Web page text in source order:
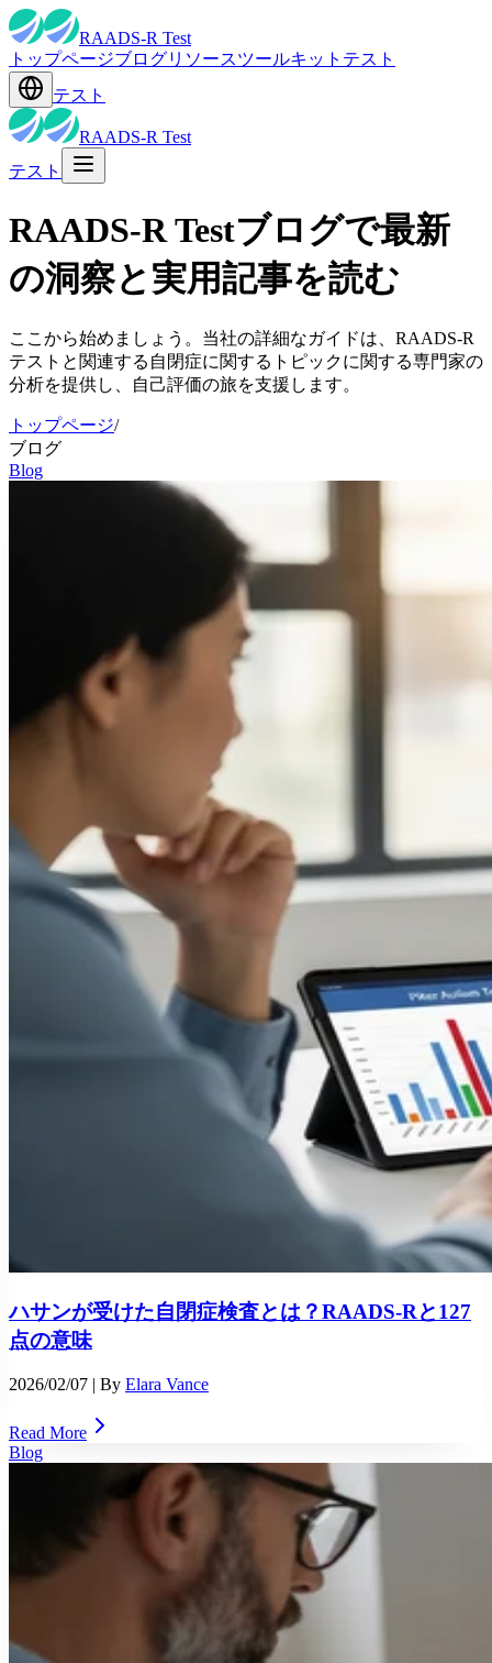
RAADS-R Test
トップページブログリソースツールキット テスト
テスト
RAADS-R Test
テスト
RAADS-R Testブログで最新
の洞察と実用記事を読む
ここから始めましょう。当社の詳細なガイドは、RAADS-R
テストと関連する自閉症に関するトピックに関する専門家の
分析を提供し、自己評価の旅を支援します。
トップページ/
ブログ
Blog
ハサンが受けた自閉症検査とは？RAADS-Rと127
点の意味
2026/02/07 | By Elara Vance
Read More
Blog